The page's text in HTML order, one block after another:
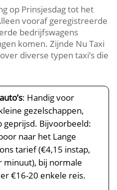
op Prinsjesdag tot het
vooraf geregistreerde
bedrijfswagens
komen. Zijnde Nu Taxi
diverse typen taxi’s die
: Handig voor
gezelschappen,
geprijsd. Bijvoorbeeld:
naar het Lange
tarief (€4,15 instap,
minuut), bij normale
€16-20 enkele reis.